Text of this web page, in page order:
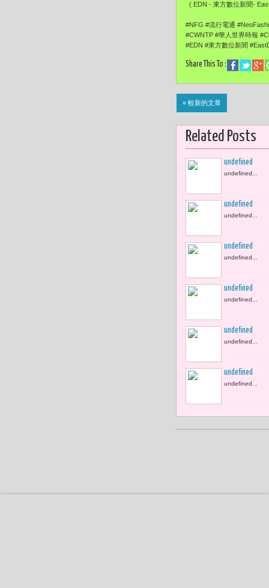
( EDN - 東方數位新聞-
#NFG #流行電通
#CWNTP #華人世界時報
#EDN #東方數位新聞
Share This To :
« 較新的文章
Related Posts
undefined
undefined...
undefined
undefined...
undefined
undefined...
undefined
undefined...
undefined
undefined...
undefined
undefined...